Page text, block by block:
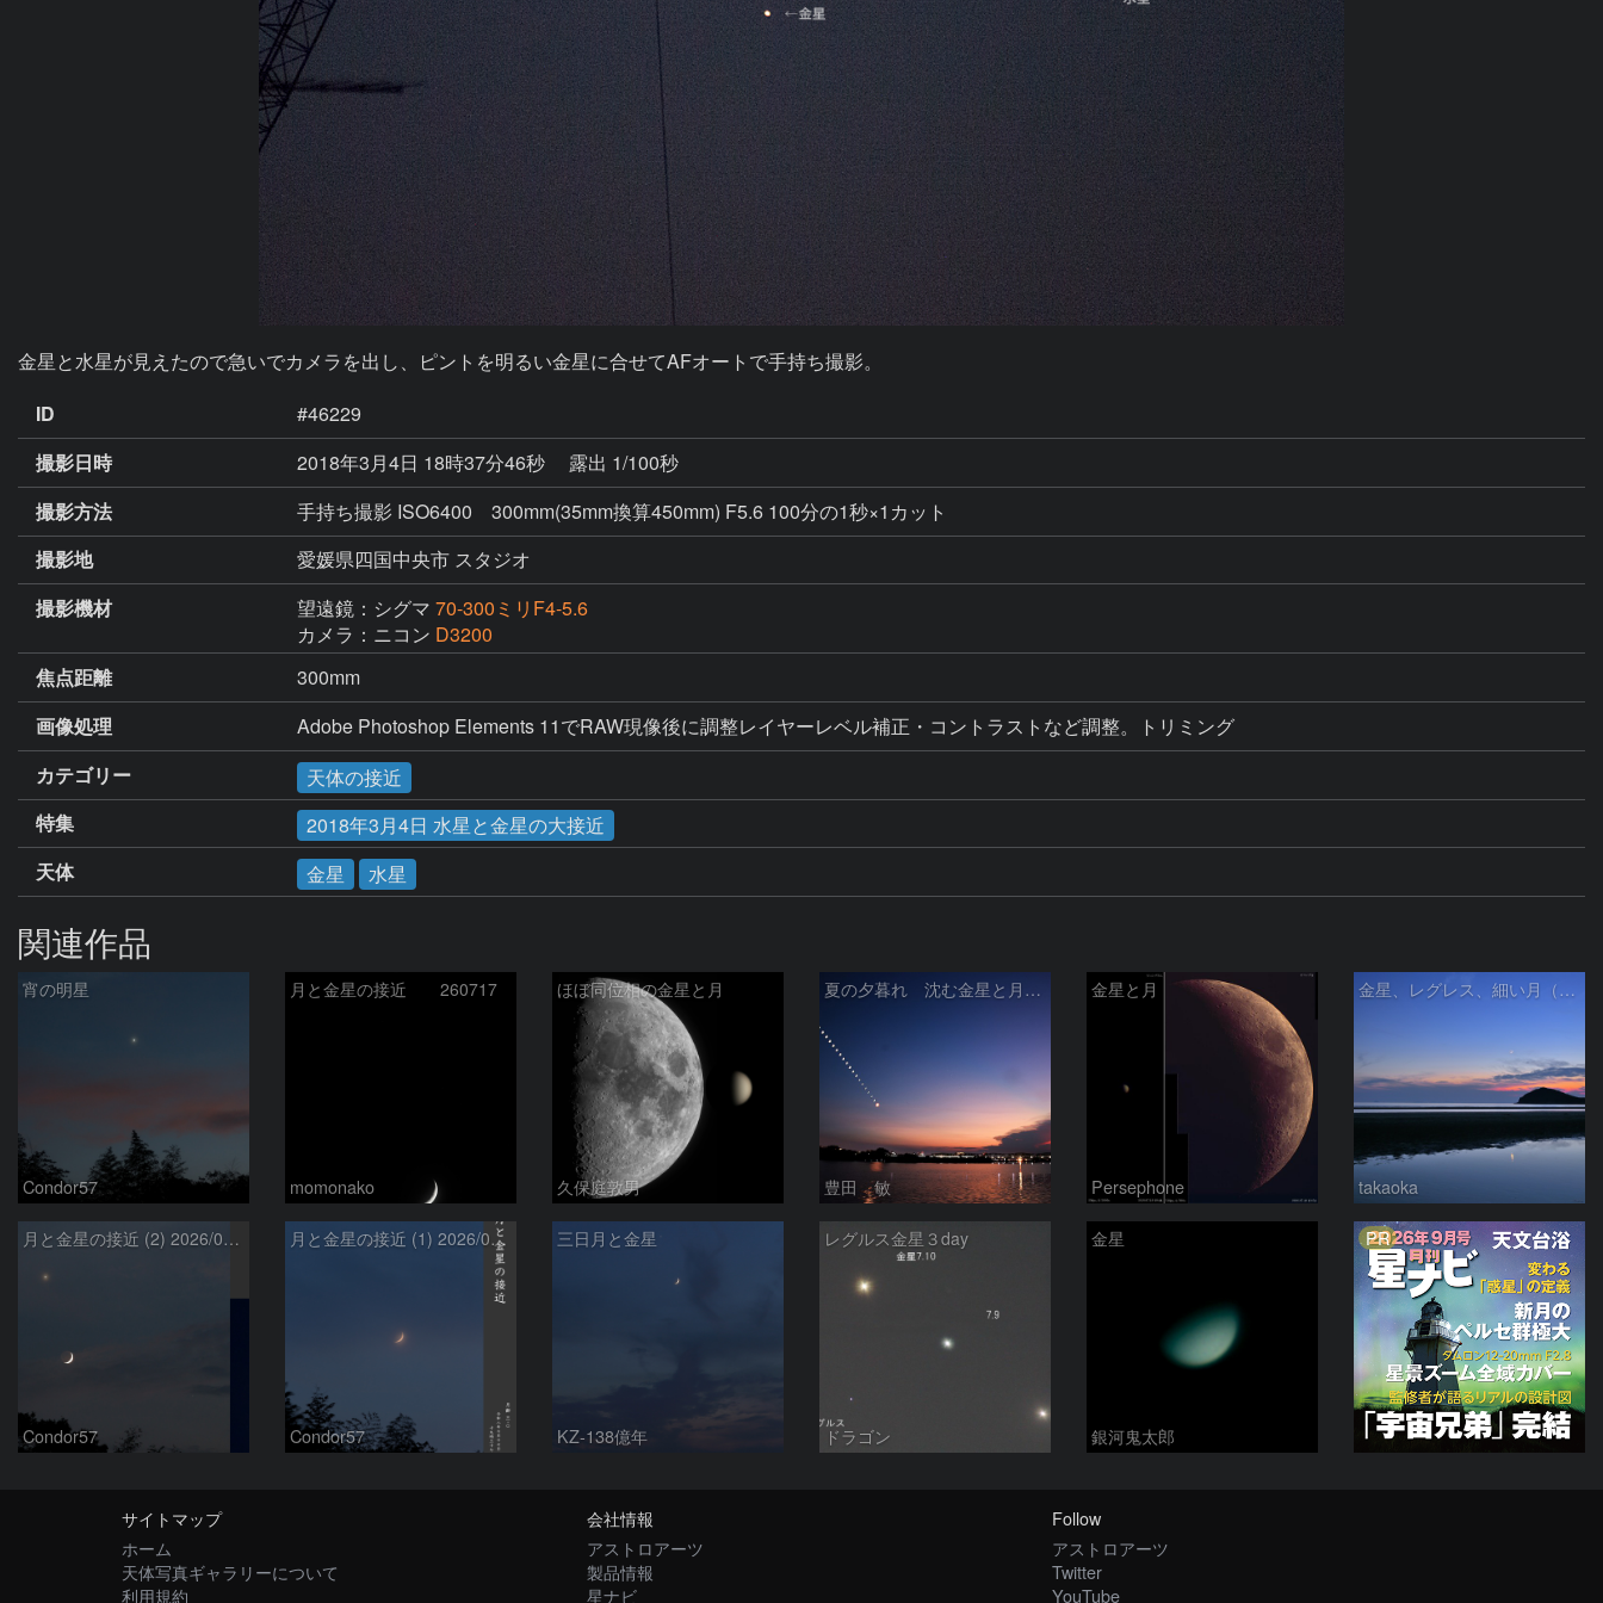
金星と水星が見えたので急いでカメラを出し、ピントを明るい金星に合せてAFオートで手持ち撮影。
ID
#46229
撮影日時
2018年3月4日 18時37分46秒
露出 1/100秒
撮影方法
手持ち撮影 ISO6400 300mm(35mm換算450mm) F5.6 100分の1秒×1カット
撮影地
愛媛県四国中央市 スタジオ
撮影機材
望遠鏡：シグマ 70-300ミリF4-5.6
カメラ：ニコン D3200
焦点距離
300mm
画像処理
Adobe Photoshop Elements 11でRAW現像後に調整レイヤーレベル補正・コントラストなど調整。トリミング
カテゴリー
天体の接近
特集
2018年3月4日 水星と金星の大接近
天体
金星 水星
関連作品
宵の明星
Condor57
月と金星の接近 260717
momonako
ほぼ同位相の金星と月
久保庭敦男
夏の夕暮れ 沈む金星と月 2026/7/20
豊田 敏
金星と月
Persephone
金星、レグレス、細い月（７月１６日）
takaoka
月と金星の接近 (2) 2026/07/17
Condor57
月と金星の接近 (1) 2026/07/17
Condor57
三日月と金星
KZ-138億年
レグルス金星３day
ドラゴン
金星
銀河鬼太郎
PR
サイトマップ
ホーム
天体写真ギャラリーについて
利用規約
会社情報
アストロアーツ
製品情報
星ナビ
Follow
アストロアーツ
Twitter
YouTube